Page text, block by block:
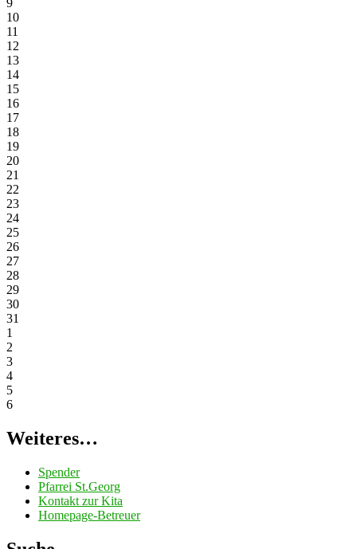
9
10
11
12
13
14
15
16
17
18
19
20
21
22
23
24
25
26
27
28
29
30
31
1
2
3
4
5
6
Weiteres…
Spender
Pfarrei St.Georg
Kontakt zur Kita
Homepage-Betreuer